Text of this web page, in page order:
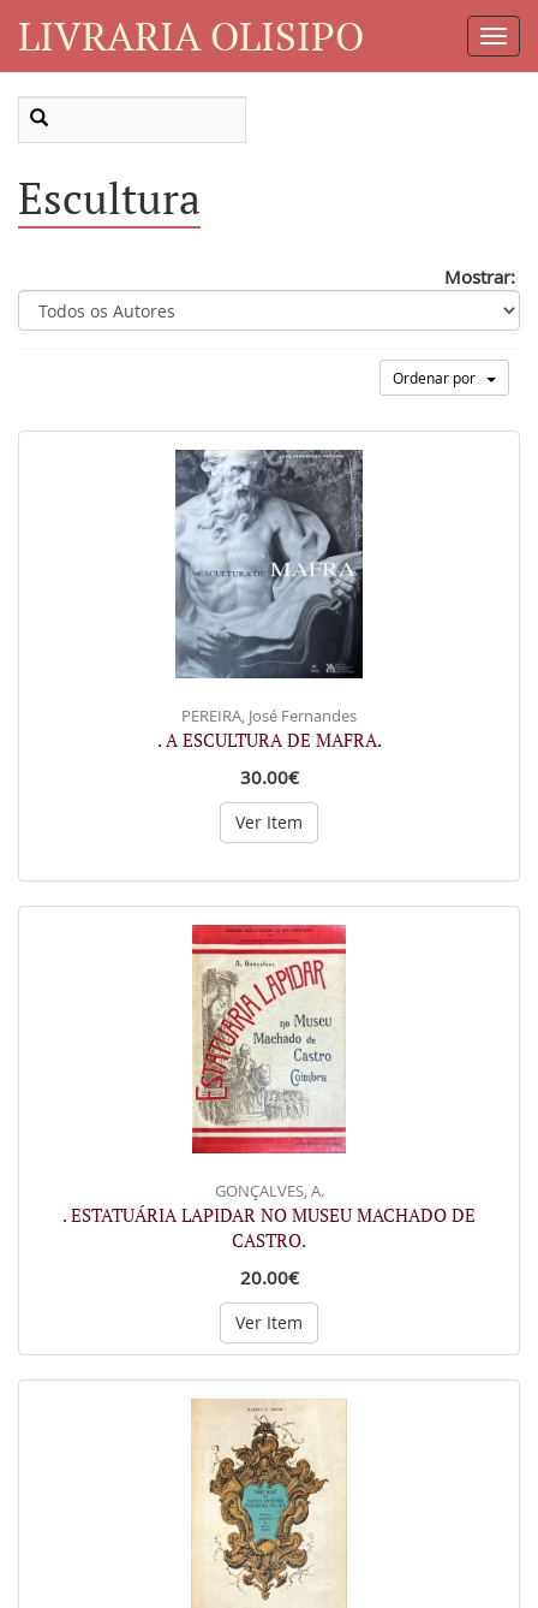
LIVRARIA OLISIPO
Escultura
Mostrar:
Ordenar por
PEREIRA, José Fernandes
. A ESCULTURA DE MAFRA.
30.00€
Ver Item
GONÇALVES, A.
. ESTATUÁRIA LAPIDAR NO MUSEU MACHADO DE
CASTRO.
20.00€
Ver Item